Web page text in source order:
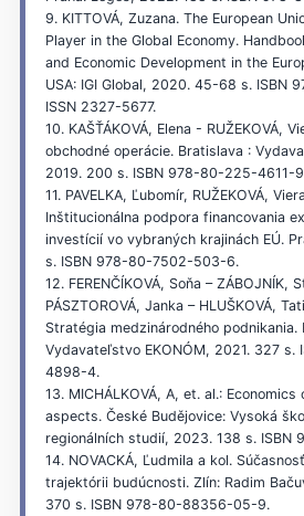
9. KITTOVÁ, Zuzana. The European
Player in the Global Economy.
and Economic Development in the
USA: IGI Global, 2020. 45-68 s. ISBN
ISSN 2327-5677.
10. KAŠŤÁKOVÁ, Elena - RUŽEKOVÁ,
obchodné operácie. Bratislava :
2019. 200 s. ISBN 978-80-225-4611-
11. PAVELKA, Ľubomír, RUŽEKOVÁ,
Inštitucionálna podpora financovania
investícií vo vybraných krajinách EÚ.
s. ISBN 978-80-7502-503-6.
12. FERENČÍKOVÁ, Soňa – ZÁBOJNÍK,
PÁSZTOROVÁ, Janka – HLUŠKOVÁ,
Stratégia medzinárodného podnikania.
Vydavateľstvo EKONÓM, 2021. 327
4898-4.
13. MICHÁLKOVÁ, A, et. al.: Economics
aspects. České Budějovice: Vysoká
regionálních studií, 2023. 138 s. ISBN
14. NOVACKÁ, Ľudmila a kol.
trajektórii budúcnosti. Zlín: Radim
370 s. ISBN 978-80-88356-05-9.